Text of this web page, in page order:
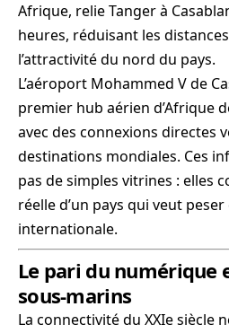
Afrique, relie Tanger à
heures, réduisant les
l’attractivité du nord du pays.
L’aéroport Mohammed V de
premier hub aérien d’Afrique
avec des connexions directes
destinations mondiales. Ces
pas de simples vitrines : elles
réelle d’un pays qui veut
internationale.
Le pari du numérique
sous-marins
La connectivité du XXIe siècle